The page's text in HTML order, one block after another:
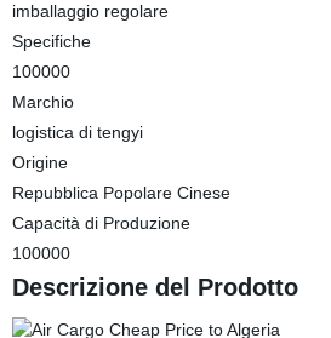
imballaggio regolare
Specifiche
100000
Marchio
logistica di tengyi
Origine
Repubblica Popolare Cinese
Capacità di Produzione
100000
Descrizione del Prodotto